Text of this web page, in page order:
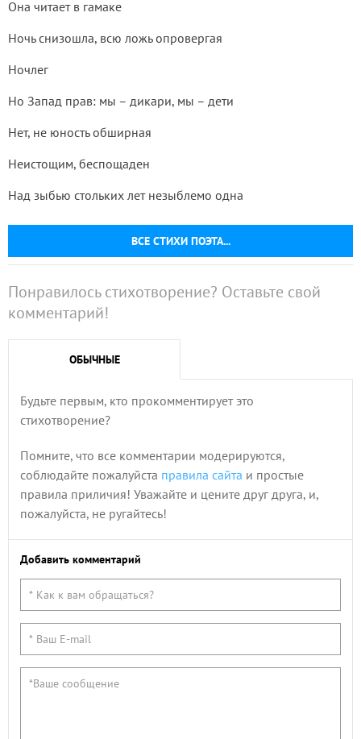
ВСЕ СТИХИ ПОЭТА...
Она читает в гамаке
Ночь снизошла, всю ложь опровергая
Ночлег
Но Запад прав: мы – дикари, мы – дети
Нет, не юность обширная
Неистощим, беспощаден
Над зыбью стольких лет незыблемо одна
Понравилось стихотворение? Оставьте свой
комментарий!
ОБЫЧНЫЕ
Будьте первым, кто прокомментирует это
стихотворение?
Помните, что все комментарии модерируются,
соблюдайте пожалуйста правила сайта и простые
правила приличия! Уважайте и цените друг друга, и,
пожалуйста, не ругайтесь!
Добавить комментарий